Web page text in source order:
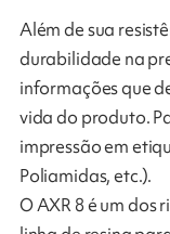
Além de sua
durabilidade na
informações que
vida do produto.
impressão em
Poliamidas, etc.).
O AXR 8 é um dos